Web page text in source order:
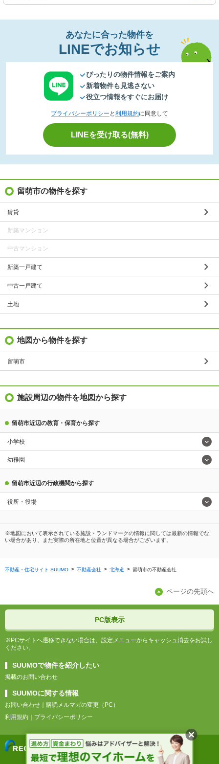
あなたに合った物件を
LINEでお知らせ
ぴったりの物件情報をご案内
新着物件も見逃さない
役立つ情報をすぐにお届け
プライバシーポリシー と 利用規約に同意して
LINEを受け取る(無料)
留萌市の物件を探す
賃貸
新築マンション
中古マンション
新築一戸建て
中古一戸建て
土地
地図から物件を探す
留萌市
施設周辺の物件を地図から探す
留萌市近辺の教育・保育から探す
小学校
幼稚園
留萌市近辺の行政機関から探す
役所・役場
※地図において表示されている施設・ランドマークの情報に関しては最新の情報でな
い場合があり、また実際の所在地と位置が異なる場合がございます。
不動産・住宅サイト SUUMO 不動産会社 北海道 留萌市の不動産会社
ページの先頭へ
PC版表示
※PCサイトへ遷移できない場合は、設定メニューからキャッシュ消去をお試し
ください。
SUUMOで物件を紹介したい
掲載のお問い合わせ
SUUMOに関する情報
お問い合わせ
購読メルマガの変更（PC）
利用規約
プライバシーポリシー